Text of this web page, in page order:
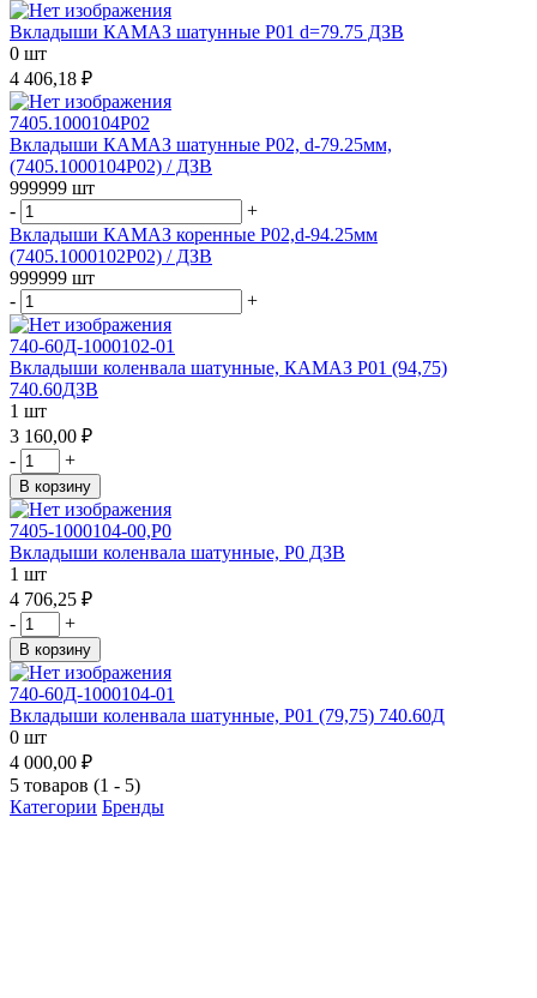
Вкладыши КАМАЗ шатунные Р01 d=79.75 ДЗВ
0 шт
4 406,18 ₽
7405.1000104Р02
Вкладыши КАМАЗ шатунные Р02, d-79.25мм,
(7405.1000104Р02) / ДЗВ
999999 шт
-
+
Вкладыши КАМАЗ коренные Р02,d-94.25мм
(7405.1000102Р02) / ДЗВ
999999 шт
-
+
740-60Д-1000102-01
Вкладыши коленвала шатунные, КАМАЗ Р01 (94,75)
740.60ДЗВ
1 шт
3 160,00 ₽
-
+
В корзину
7405-1000104-00,Р0
Вкладыши коленвала шатунные, Р0 ДЗВ
1 шт
4 706,25 ₽
-
+
В корзину
740-60Д-1000104-01
Вкладыши коленвала шатунные, Р01 (79,75) 740.60Д
0 шт
4 000,00 ₽
5 товаров (1 - 5)
Категории Бренды